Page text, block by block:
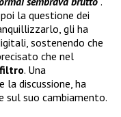
la questione dei
gli ha
sostenendo che
che nel
. Una
la discussione, ha
suo cambiamento.